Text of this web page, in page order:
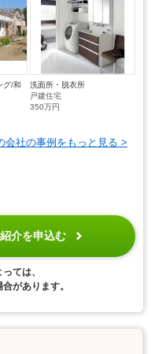
グ/和
洗面所・脱衣所
戸建住宅
350万円
会社の事例をもっと見る >
介を申込む
ては、
があります。